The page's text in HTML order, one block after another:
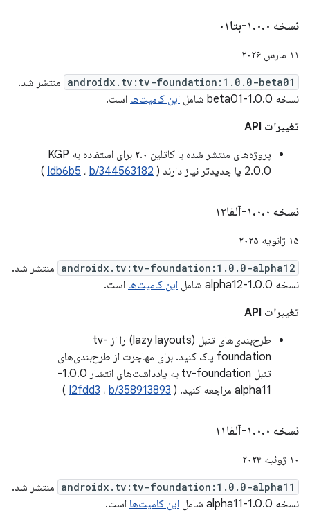
نسخه ۱ .۰.۰-بتا۰۱
۱۱ مارس ۲۰۲۶
androidx.tv:tv-foundation:1.0.0-beta01 منتشر شد.
نسخه 1.0.0-beta01 شامل
این کامیت‌ها است.
تغییرات API
پروژه‌های منتشر شده با کاتلین ۲.۰ برای استفاده به KGP
2.0.0 یا جدیدتر نیاز دارند (
Idb6b5 ، b/344563182
)
نسخه ۱ .۰.۰-آلفا۱۲
۱۵ ژانویه ۲۰۲۵
androidx.tv:tv-foundation:1.0.0-alpha12 منتشر شد.
نسخه 1.0.0-alpha12 شامل
این کامیت‌ها است.
تغییرات API
طرح‌بندی‌های تنبل (lazy layouts) را از tv-
foundation پاک کنید. برای مهاجرت از طرح‌بندی‌های
تنبل tv-foundation به یادداشت‌های انتشار 1.0.0-
alpha11 مراجعه کنید. (
I2fdd3 ، b/358913893
)
نسخه ۱ .۰.۰-آلفا۱۱
۱۰ ژوئیه ۲۰۲۴
androidx.tv:tv-foundation:1.0.0-alpha11 منتشر شد.
نسخه 1.0.0-alpha11 شامل
این کامیت‌ها است.